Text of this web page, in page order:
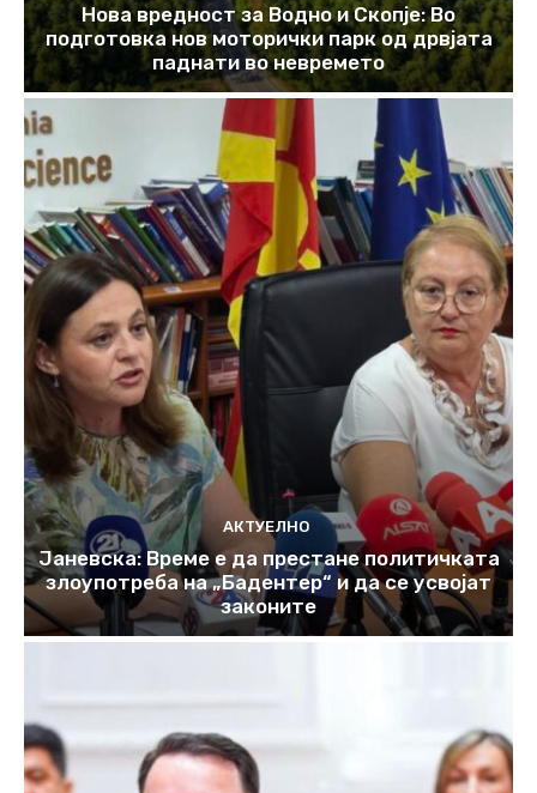
Нова вредност за Водно и Скопје: Во
подготовка нов моторички парк од дрвјата
паднати во невремето
АКТУЕЛНО
Јаневска: Време е да престане политичката
злоупотреба на „Бадентер“ и да се усвојат
законите